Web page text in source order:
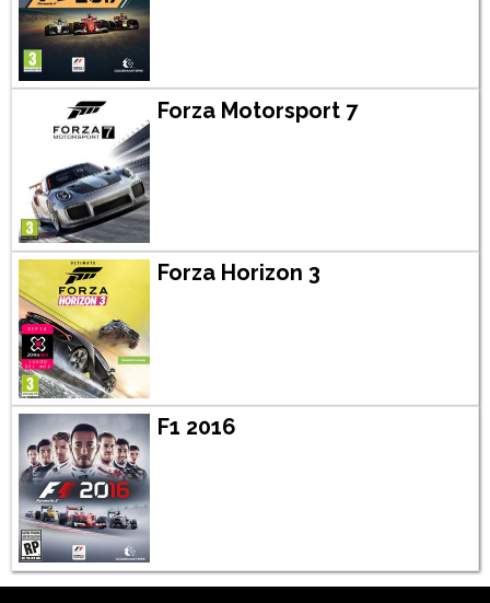
Forza Motorsport 7
Forza Horizon 3
F1 2016